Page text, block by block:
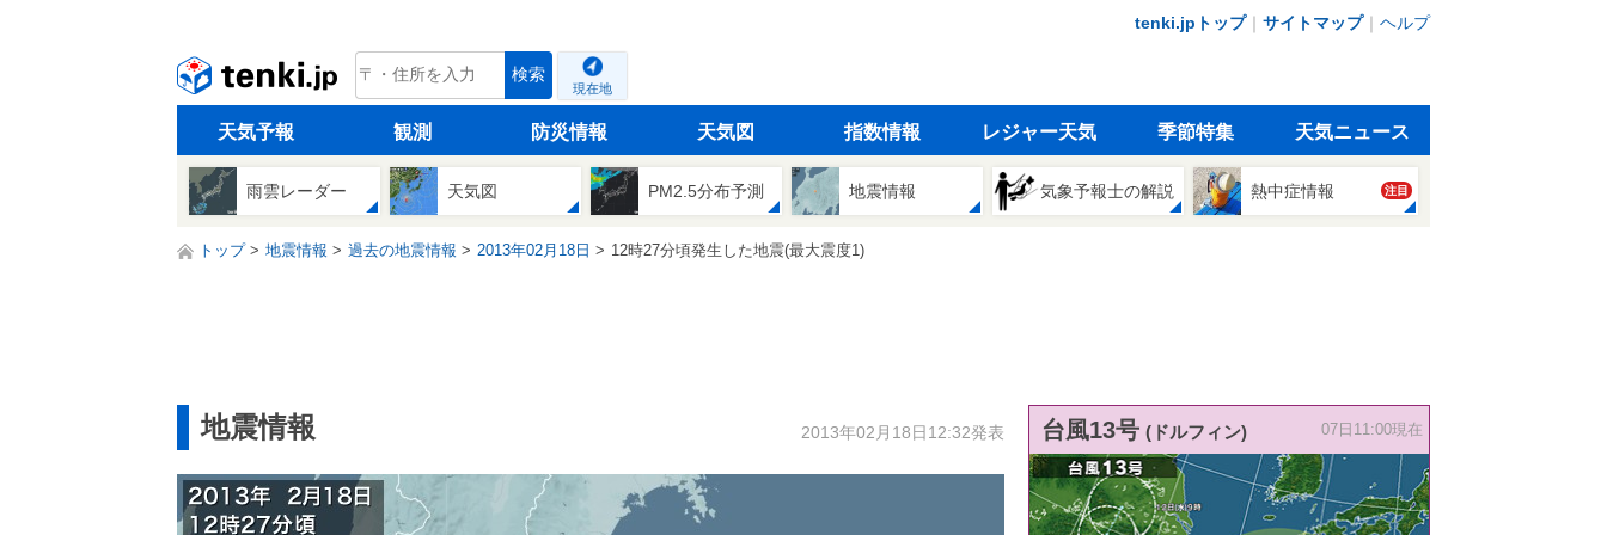
tenki.jpトップ｜ サイトマップ｜ ヘルプ
tenki.jp 検索
現在地
天気予報 観測 防災情報 天気図 指数情報 レジャー天気 季節特集 天気ニュース
雨雲レーダー 天気図 PM2.5分布予測 地震情報 気象予報士の解説 熱中症情報 注目
トップ 地震情報 過去の地震情報 2013年02月18日 12時27分頃発生した地震(最大震度1)
地震情報 2013年02月18日12:32発表 台風13号 (ドルフィン) 07日11:00現在